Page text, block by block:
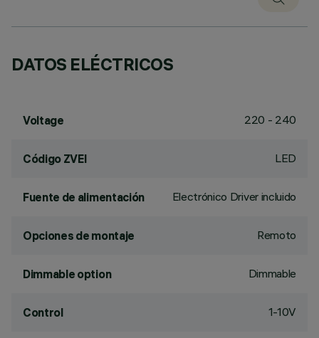
DATOS ELÉCTRICOS
Voltage 220 - 240
Código ZVEI LED
Fuente de alimentación Electrónico Driver incluido
Opciones de montaje Remoto
Dimmable option Dimmable
Control 1-10V